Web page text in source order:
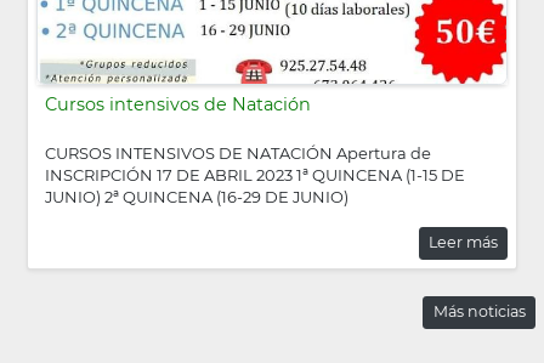
Cursos intensivos de Natación
CURSOS INTENSIVOS DE NATACIÓN Apertura de
INSCRIPCIÓN 17 DE ABRIL 2023 1ª QUINCENA (1-15 DE
JUNIO) 2ª QUINCENA (16-29 DE JUNIO)
Leer más
Más noticias